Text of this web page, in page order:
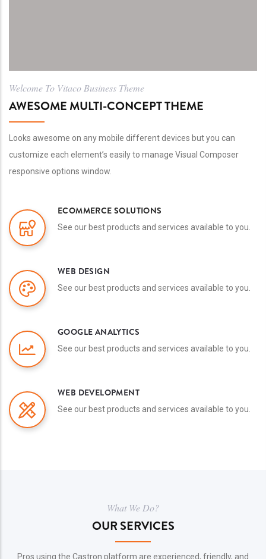
Welcome To Vitaco Business Theme
AWESOME MULTI-CONCEPT THEME
Looks awesome on any mobile different devices but you can
customize each element’s easily to manage Visual Composer
responsive options window.
ECOMMERCE SOLUTIONS
See our best products and services available to you.
WEB DESIGN
See our best products and services available to you.
GOOGLE ANALYTICS
See our best products and services available to you.
WEB DEVELOPMENT
See our best products and services available to you.
What We Do?
OUR SERVICES
Pros using the Castron platform are experienced, friendly, and